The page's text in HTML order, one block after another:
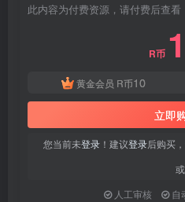
此内容为付费资源，请付费后查看
R币
黄金会员 R币10
立即
您当前未登录 ！建议登录后购买
人工审核
自